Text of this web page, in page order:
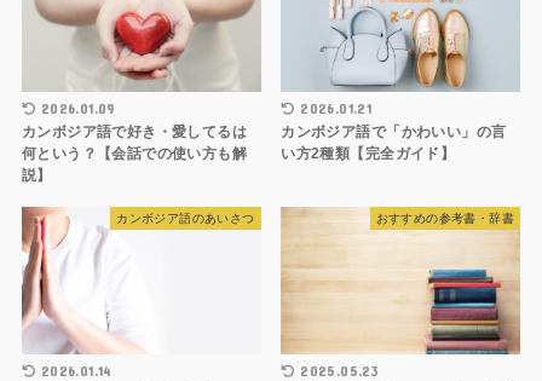
2026.01.09
カンボジア語で好き・愛してるは
何という？【会話での使い方も解
説】
2026.01.21
カンボジア語で「かわいい」の言
い方2種類【完全ガイド】
カンボジア語のあいさつ
2026.01.14
おすすめの参考書・辞書
2025.05.23